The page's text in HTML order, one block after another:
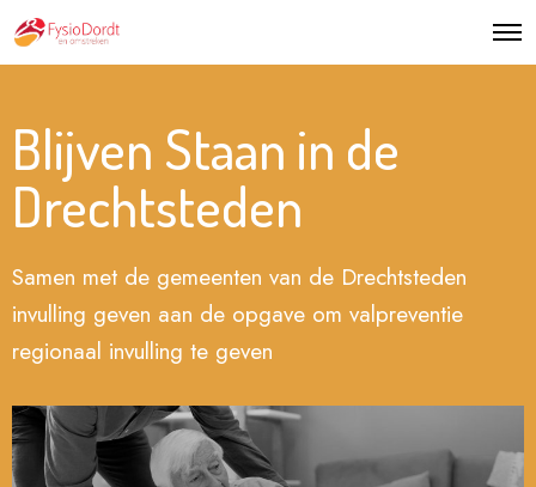
Blijven Staan in de
Drechtsteden
Samen met de gemeenten van de Drechtsteden
invulling geven aan de opgave om valpreventie
regionaal invulling te geven